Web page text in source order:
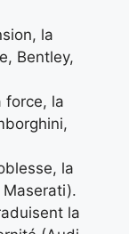
la
Bentley,
force, la
la
Maserati).
la